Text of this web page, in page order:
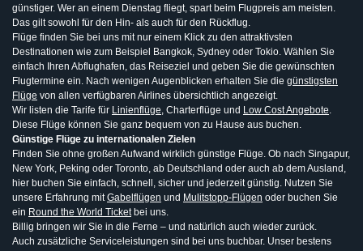
günstiger. Wer an einem Dienstag fliegt, spart beim Flugpreis am meisten.
Das gilt sowohl für den Hin- als auch für den Rückflug.
Flüge finden Sie bei uns mit nur einem Klick zu den attraktivsten
Destinationen wie zum Beispiel Bangkok, Sydney oder Tokio. Wählen Sie
einfach Ihren Abflughafen, das Reiseziel und geben Sie die gewünschten
Flugtermine ein. Nach wenigen Augenblicken erhalten Sie die günstigsten
Flüge von allen verfügbaren Airlines übersichtlich angezeigt.
Wir listen die Tarife für Linienflüge, Charterflüge und Low Cost Angebote.
Diese Flüge können Sie ganz bequem von zu Hause aus buchen.
Günstige Flüge zu internationalen Zielen
Finden Sie ohne großen Aufwand wirklich günstige Flüge. Ob nach Singapur,
New York, Peking oder Toronto, ab Deutschland oder auch ab dem Ausland,
hier buchen Sie einfach, schnell, sicher und jederzeit günstig. Nutzen Sie
unsere Erfahrung mitGabelflügen und Mulitstopp-Flügen oder buchen Sie
ein Round the World Ticketbei uns.
Billig bringen wir Sie in die Ferne – und natürlich auch wieder zurück.
Auch zusätzliche Serviceleistungen sind bei uns buchbar. Unser bestens